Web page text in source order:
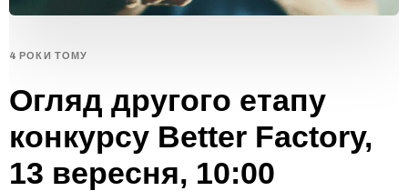
4 РОКИ ТОМУ
Огляд другого етапу
конкурсу Better Factory,
13 вересня, 10:00